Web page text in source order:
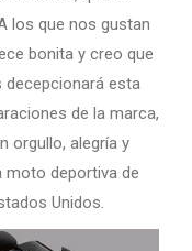
los que nos gustan
bonita y creo que
esta
de la marca,
orgullo, alegría y
moto deportiva de
Unidos.